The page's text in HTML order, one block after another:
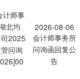
计师事
北均
2025
问询
2026-08-06
会计师事务所
问询函回复公
告